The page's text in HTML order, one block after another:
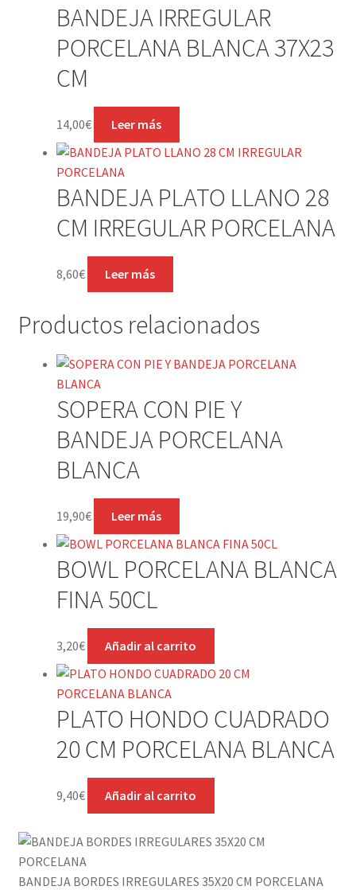
BANDEJA IRREGULAR
PORCELANA BLANCA 37X23
CM
14,00€ Leer más
BANDEJA PLATO LLANO 28
CM IRREGULAR PORCELANA
8,60€ Leer más
Productos relacionados
SOPERA CON PIE Y
BANDEJA PORCELANA
BLANCA
19,90€ Leer más
BOWL PORCELANA BLANCA
FINA 50CL
3,20€ Añadir al carrito
PLATO HONDO CUADRADO
20 CM PORCELANA BLANCA
9,40€ Añadir al carrito
BANDEJA BORDES IRREGULARES 35X20 CM PORCELANA